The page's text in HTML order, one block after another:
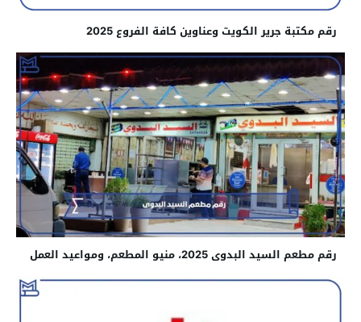
رقم مكتبة جرير الكويت وعناوين كافة الفروع 2025
رقم مطعم السيد البدوى 2025، منيو المطعم، ومواعيد العمل